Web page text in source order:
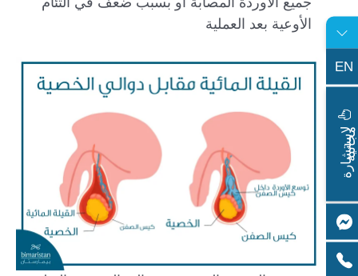
الأوعية بعد العملية
EN
ل
ا
س
ت
ش
ا
ر
ة
م
ج
ا
ن
ي
ة